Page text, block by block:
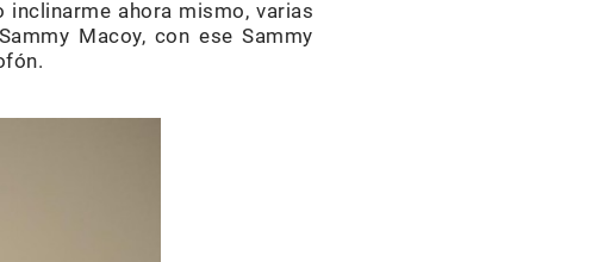
ahora mismo, varias
Macoy, con ese Sammy